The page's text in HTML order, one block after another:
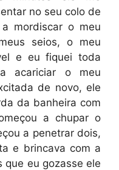
no seu colo de
mordiscar o meu
seios, o meu
e eu fiquei toda
acariciar o meu
de novo, ele
da banheira com
a chupar o
a penetrar dois,
e brincava com a
que eu gozasse ele